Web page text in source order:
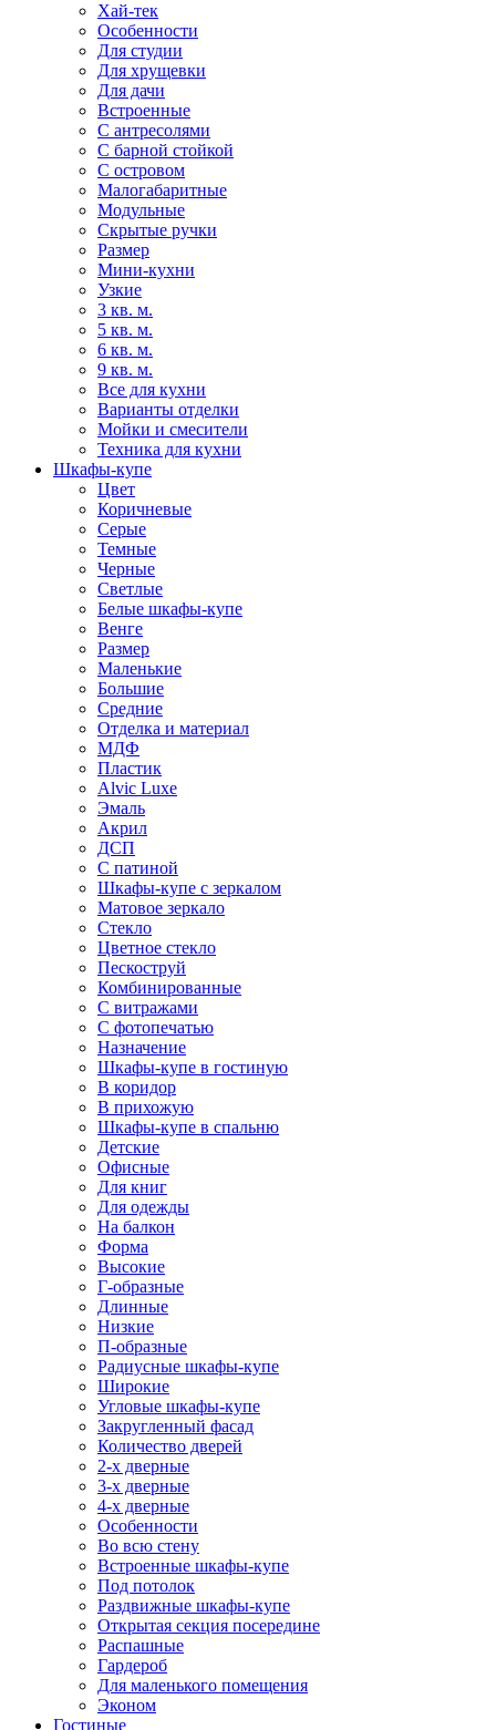
Хай-тек
Особенности
Для студии
Для хрущевки
Для дачи
Встроенные
С антресолями
С барной стойкой
С островом
Малогабаритные
Модульные
Скрытые ручки
Размер
Мини-кухни
Узкие
3 кв. м.
5 кв. м.
6 кв. м.
9 кв. м.
Все для кухни
Варианты отделки
Мойки и смесители
Техника для кухни
Шкафы-купе
Цвет
Коричневые
Серые
Темные
Черные
Светлые
Белые шкафы-купе
Венге
Размер
Маленькие
Большие
Средние
Отделка и материал
МДФ
Пластик
Alvic Luxe
Эмаль
Акрил
ДСП
С патиной
Шкафы-купе с зеркалом
Матовое зеркало
Стекло
Цветное стекло
Пескоструй
Комбинированные
С витражами
С фотопечатью
Назначение
Шкафы-купе в гостиную
В коридор
В прихожую
Шкафы-купе в спальню
Детские
Офисные
Для книг
Для одежды
На балкон
Форма
Высокие
Г-образные
Длинные
Низкие
П-образные
Радиусные шкафы-купе
Широкие
Угловые шкафы-купе
Закругленный фасад
Количество дверей
2-х дверные
3-х дверные
4-х дверные
Особенности
Во всю стену
Встроенные шкафы-купе
Под потолок
Раздвижные шкафы-купе
Открытая секция посередине
Распашные
Гардероб
Для маленького помещения
Эконом
Гостиные